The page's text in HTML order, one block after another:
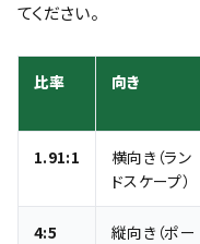
てください。
比率 向き
1.91:1
横向き（ラン
ドスケープ）
4:5
縦向き（ポー